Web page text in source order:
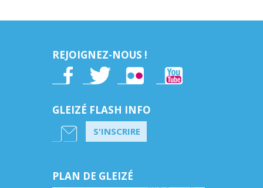
REJOIGNEZ-NOUS !
GLEIZÉ FLASH INFO
S'INSCRIRE
PLAN DE GLEIZÉ